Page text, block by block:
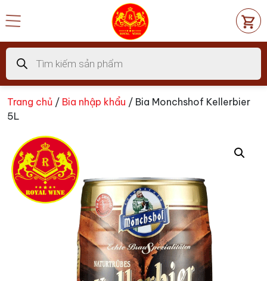
đến
dung
Tìm
kiếm
sản
phẩm
Trang chủ / Bia nhập khẩu / Bia Monchshof Kellerbier
5L